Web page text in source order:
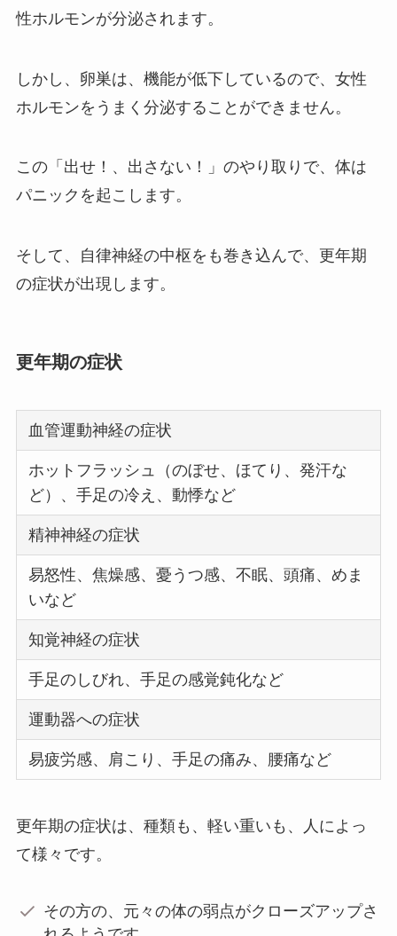
性ホルモンが分泌されます。
しかし、卵巣は、機能が低下しているので、女性
ホルモンをうまく分泌することができません。
この「出せ！、出さない！」のやり取りで、体は
パニックを起こします。
そして、自律神経の中枢をも巻き込んで、更年期
の症状が出現します。
更年期の症状
血管運動神経の症状
ホットフラッシュ（のぼせ、ほてり、発汗な
ど）、手足の冷え、動悸など
精神神経の症状
易怒性、焦燥感、憂うつ感、不眠、頭痛、めま
いなど
知覚神経の症状
手足のしびれ、手足の感覚鈍化など
運動器への症状
易疲労感、肩こり、手足の痛み、腰痛など
更年期の症状は、種類も、軽い重いも、人によっ
て様々です。
その方の、元々の体の弱点がクローズアップさ